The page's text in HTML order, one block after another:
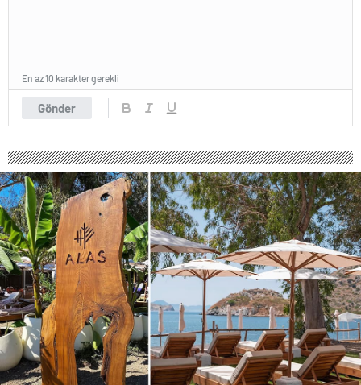
Gönder
En az 10 karakter gerekli